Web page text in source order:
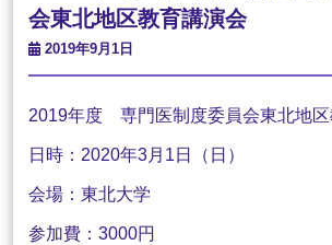
会東北地区教育講演会
2019年9月1日
2019年度 専門医制度委員会東北地区
日時： 2020年3月 1 日（日）
会場：東北大学
参加費： 3000円